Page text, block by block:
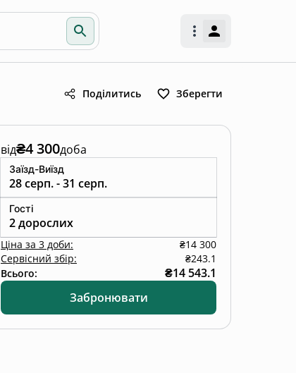
Поділитись Зберегти
від₴4 300доба
Заїзд-Виїзд
28 серп. - 31 серп.
Гості
2 дорослих
Ціна за 3 доби:
₴14 300
Сервісний збір:
₴243.1
Всього:
₴14 543.1
Забронювати